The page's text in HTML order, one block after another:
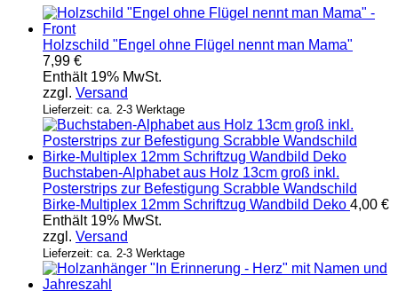
Holzschild "Engel ohne Flügel nennt man Mama"
7,99 €
Enthält 19% MwSt.
zzgl. Versand
Lieferzeit: ca. 2-3 Werktage
Buchstaben-Alphabet aus Holz 13cm groß inkl.
Posterstrips zur Befestigung Scrabble Wandschild
Birke-Multiplex 12mm Schriftzug Wandbild Deko 4,00 €
Enthält 19% MwSt.
zzgl. Versand
Lieferzeit: ca. 2-3 Werktage